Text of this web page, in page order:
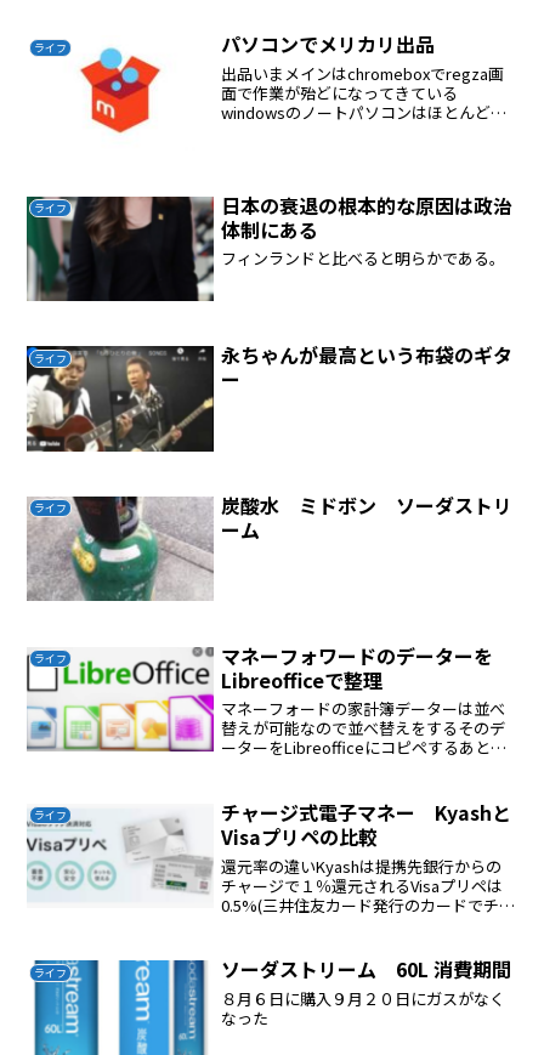
こうした狂乱物価の後に待ち受けている
ものは何かといえば、ハイ...
ライフ パソコンでメリカリ出品
出品いまメインはchromeboxでregza画
面で作業が殆どになってきている
windowsのノートパソコンはほとんど使
ライフ
日本の衰退の根本的な原因は政治
体制にある
フィンランドと比べると明らかである。
ライフ
永ちゃんが最高という布袋のギタ
ー
ライフ
炭酸水 ミドボン ソーダストリ
ーム
ライフ
マネーフォワードのデーターを
Libreofficeで整理
マネーフォードの家計簿データーは並べ
替えが可能なので並べ替えをするそのデ
ーターをLibreofficeにコピペするあとは
ライフ
チャージ式電子マネー Kyashと
Visaプリペの比較
還元率の違いKyashは提携先銀行からの
チャージで１％還元されるVisaプリペは
0.5%(三井住友カード発行のカードでチャ
与対象の三井住友カードでチャージする
とさ...
ライフ ソーダストリーム 60L 消費期間
８月６日に購入９月２０日にガスがなく
なった